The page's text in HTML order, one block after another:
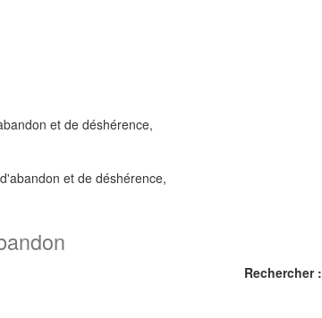
et de déshérence,
et de déshérence,
Rechercher :